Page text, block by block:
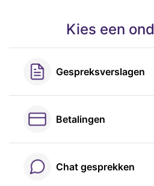
Kies een
Gespreksverslagen
Betalingen
Chat gesprekken